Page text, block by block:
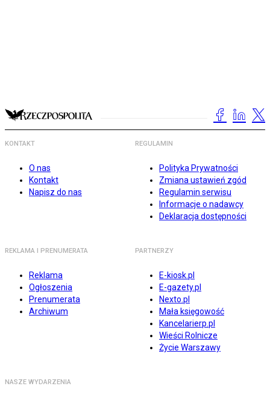
KONTAKT
O nas
Kontakt
Napisz do nas
REGULAMIN
Polityka Prywatności
Zmiana ustawień zgód
Regulamin serwisu
Informacje o nadawcy
Deklaracja dostępności
REKLAMA I PRENUMERATA
Reklama
Ogłoszenia
Prenumerata
Archiwum
PARTNERZY
E-kiosk.pl
E-gazety.pl
Nexto.pl
Mała księgowość
Kancelarierp.pl
Wieści Rolnicze
Życie Warszawy
NASZE WYDARZENIA